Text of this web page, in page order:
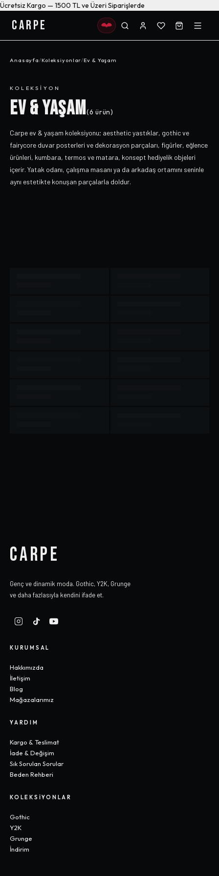
Ücretsiz Kargo — 1500 TL ve Üzeri Siparişlerde
CARPE
Anasayfa/Koleksiyonlar/Ev & Yaşam
KOLEKSIYON
EV & YAŞAM(6 ürün)
Carpe ev & yaşam koleksiyonu; aesthetic yastıklar, gothic ve
fairycore duvar posterleri ve dekorasyon parçaları, figürler, eğlence
ürünleri, kumbara, termos ve matara, konsept hediyelik objeleri
içerir. Yatak odanı, çalışma masanı ya da arkadaş ortamını seninle
aynı estetikte konuşan parçalarla doldur.
CARPE
Genç ve dinamik moda. Gothic, Y2K, Grunge
ve daha fazlasıyla kendini ifade et.
KURUMSAL
Hakkımızda
İletişim
Blog
Mağazalarımız
YARDIM
Kargo & Teslimat
İade & Değişim
Sık Sorulan Sorular
Beden Rehberi
KOLEKSIYONLAR
Gothic
Y2K
Grunge
İndirim